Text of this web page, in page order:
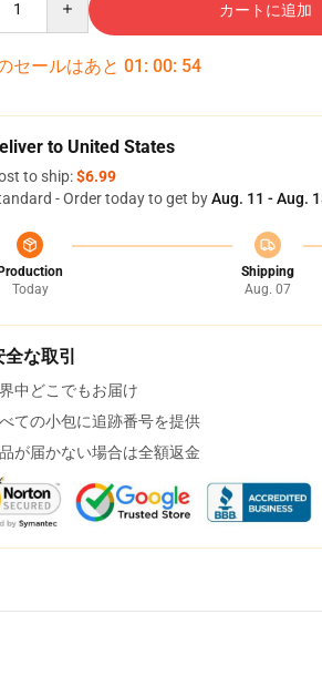
カートに追加
セールはあと 01 : 00: 53
to United States
to ship:$6.99
- Order today to get byAug. 11 - Aug.
Production
Today
Shipping
Aug. 07
全な取引
中どこでもお届け
ての小包に追跡番号を提供
が届かない場合は全額返金